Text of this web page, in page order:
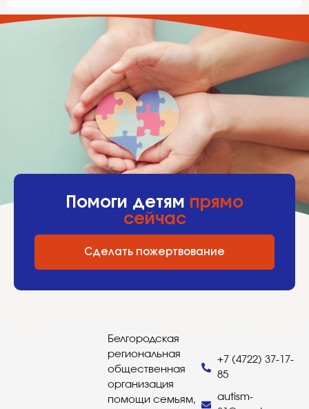
Помоги детям прямо
сейчас
Сделать пожертвование
Белгородская
региональная
общественная
организация
помощи семьям,
+7 (4722) 37-17-
85
autism-